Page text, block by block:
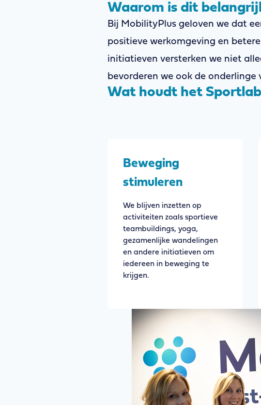
Waarom is dit
Bij MobilityPlus geloven we dat
positieve werkomgeving en
initiatieven versterken we niet
bevorderen we ook de
Wat houdt het
Beweging
stimuleren
We blijven inzetten op
activiteiten zoals sportieve
teambuildings, yoga,
gezamenlijke wandelingen
en andere initiatieven om
iedereen in beweging te
krijgen.